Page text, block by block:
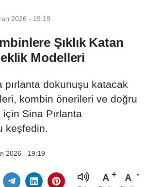
2026 - 19:19
Şıklık Katan
Modelleri
pırlanta dokunuşu katacak
kombin önerileri ve doğru
Sina Pırlanta
keşfedin.
2026 - 19:19
A A